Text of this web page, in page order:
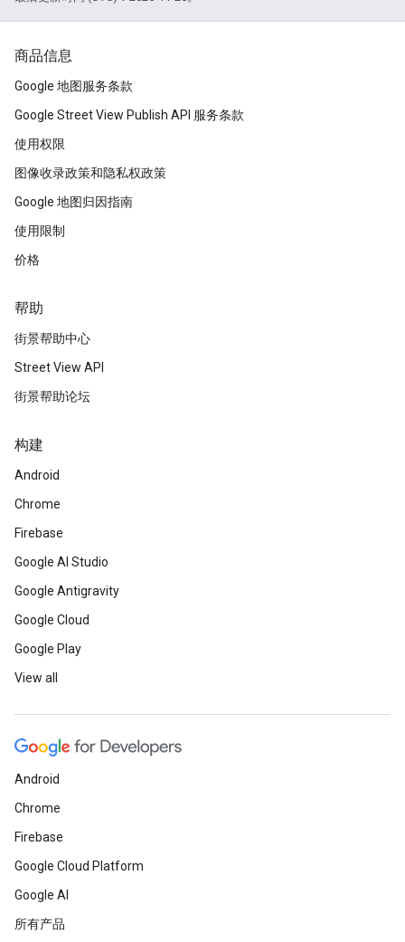
商品信息
Google 地图服务条款
Google Street View Publish API 服务条款
使用权限
图像收录政策和隐私权政策
Google 地图归因指南
使用限制
价格
帮助
街景帮助中心
Street View API
街景帮助论坛
构建
Android
Chrome
Firebase
Google AI Studio
Google Antigravity
Google Cloud
Google Play
View all
Android
Chrome
Firebase
Google Cloud Platform
Google AI
所有产品